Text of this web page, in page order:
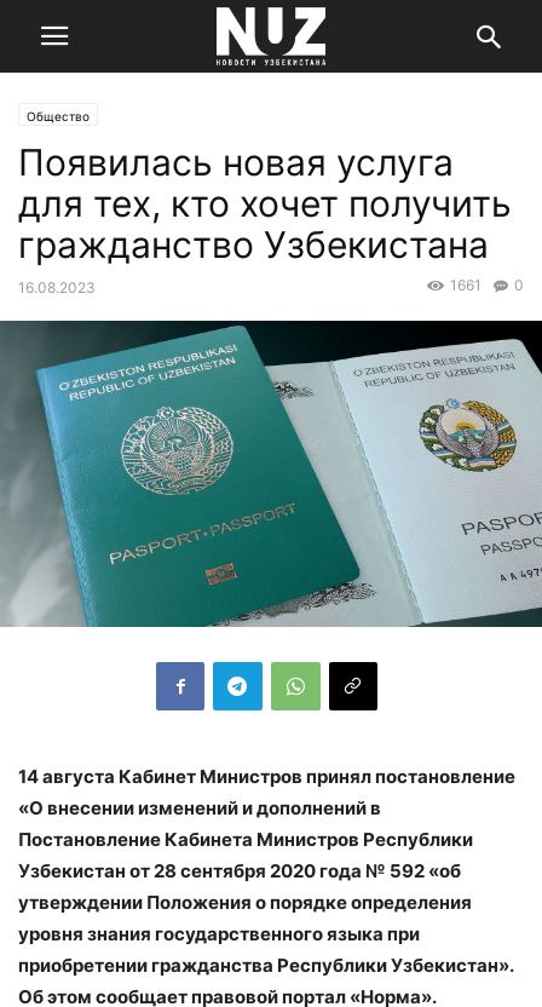
Общество
Появилась новая услуга
для тех, кто хочет получить
гражданство Узбекистана
16.08.2023 0
1661
14 августа Кабинет Министров принял постановление
«О внесении изменений и дополнений в
Постановление Кабинета Министров Республики
Узбекистан от 28 сентября 2020 года № 592 «об
утверждении Положения о порядке определения
уровня знания государственного языка при
приобретении гражданства Республики Узбекистан».
Об этом сообщает правовой портал «Норма».